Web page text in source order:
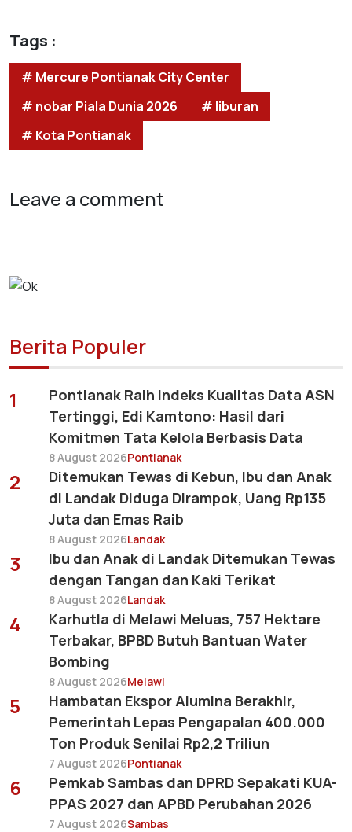
Tags :
# Mercure Pontianak City Center
# nobar Piala Dunia 2026
# liburan
# Kota Pontianak
Leave a comment
Berita Populer
1
Pontianak Raih Indeks Kualitas Data ASN
Tertinggi, Edi Kamtono: Hasil dari
Komitmen Tata Kelola Berbasis Data
8 August 2026Pontianak
2
Ditemukan Tewas di Kebun, Ibu dan Anak
di Landak Diduga Dirampok, Uang Rp135
Juta dan Emas Raib
8 August 2026Landak
3
Ibu dan Anak di Landak Ditemukan Tewas
dengan Tangan dan Kaki Terikat
8 August 2026Landak
4
Karhutla di Melawi Meluas, 757 Hektare
Terbakar, BPBD Butuh Bantuan Water
Bombing
8 August 2026Melawi
5
Hambatan Ekspor Alumina Berakhir,
Pemerintah Lepas Pengapalan 400.000
Ton Produk Senilai Rp2,2 Triliun
7 August 2026Pontianak
6
Pemkab Sambas dan DPRD Sepakati KUA-
PPAS 2027 dan APBD Perubahan 2026
7 August 2026Sambas